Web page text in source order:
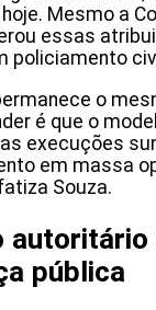
Mesmo a
essas
policiamento
o
é que o
execuções
em massa
Souza.
autoritário
pública